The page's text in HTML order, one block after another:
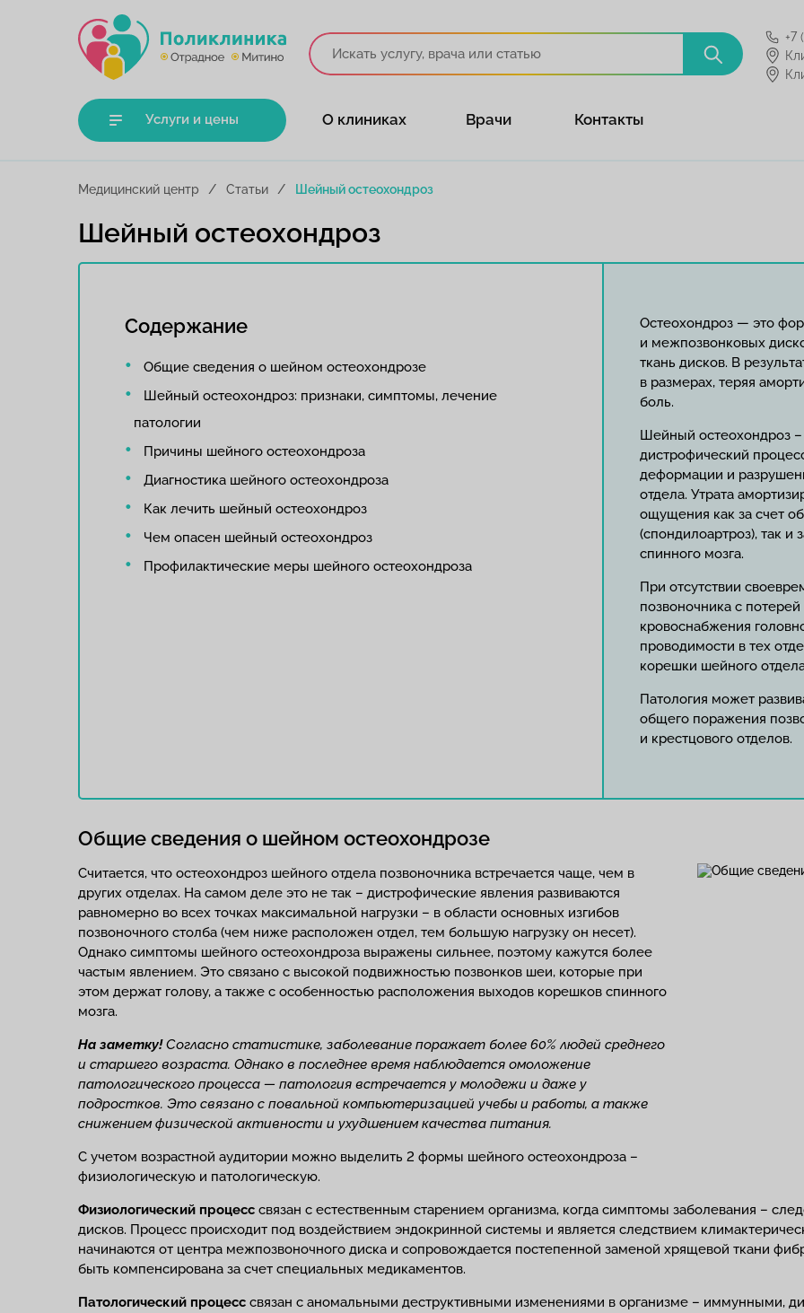
+7
Услуги и цены О клиниках Врачи Контакты
Медицинский центр Статьи Шейный остеохондроз
Шейный остеохондроз
Содержание
Общие сведения о шейном остеохондрозе
Шейный остеохондроз: признаки, симптомы, лечение
патологии
Причины шейного остеохондроза
Диагностика шейного остеохондроза
Как лечить шейный остеохондроз
Чем опасен шейный остеохондроз
Профилактические меры шейного остеохондроза
Остеохондроз — это
и межпозвонковых
ткань дисков. В
в размерах, теряя
боль.
Шейный остеохондроз
дистрофический
деформации и
отдела. Утрата
ощущения как за счет
(спондилоартроз), так
спинного мозга.
При отсутствии
позвоночника с
кровоснабжения
проводимости в тех
корешки шейного
Патология может
общего поражения
и крестцового отделов.
Общие сведения о шейном остеохондрозе
Считается, что остеохондроз шейного отдела позвоночника встречается чаще, чем в
других отделах. На самом деле это не так – дистрофические явления развиваются
равномерно во всех точках максимальной нагрузки – в области основных изгибов
позвоночного столба (чем ниже расположен отдел, тем большую нагрузку он несет).
Однако симптомы шейного остеохондроза выражены сильнее, поэтому кажутся более
частым явлением. Это связано с высокой подвижностью позвонков шеи, которые при
этом держат голову, а также с особенностью расположения выходов корешков спинного
мозга.
На заметку!Согласно статистике, заболевание поражает более 60% людей среднего
и старшего возраста. Однако в последнее время наблюдается омоложение
патологического процесса — патология встречается у молодежи и даже у
подростков. Это связано с повальной компьютеризацией учебы и работы, а также
снижением физической активности и ухудшением качества питания.
С учетом возрастной аудитории можно выделить 2 формы шейного остеохондроза –
физиологическую и патологическую.
Физиологический процесс связан с естественным старением организма, когда симптомы заболевания –
дисков. Процесс происходит под воздействием эндокринной системы и является следствием
начинаются от центра межпозвоночного диска и сопровождается постепенной заменой хрящевой ткани
быть компенсирована за счет специальных медикаментов.
Патологический процесс связан с аномальными деструктивными изменениями в организме – иммунными,